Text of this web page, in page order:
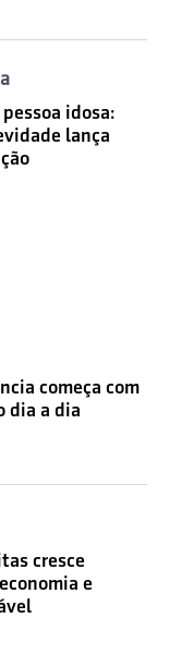
idosa:
lança
começa com
dia a dia
cresce
e